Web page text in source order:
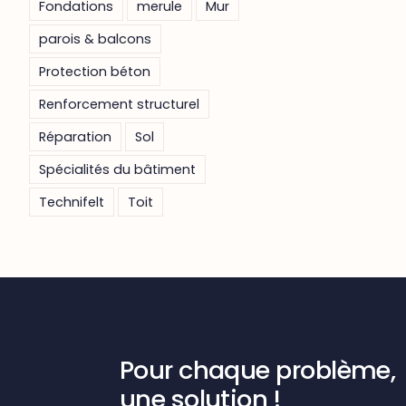
Fondations
merule
Mur
parois & balcons
Protection béton
Renforcement structurel
Réparation
Sol
Spécialités du bâtiment
Technifelt
Toit
Pour chaque problème,